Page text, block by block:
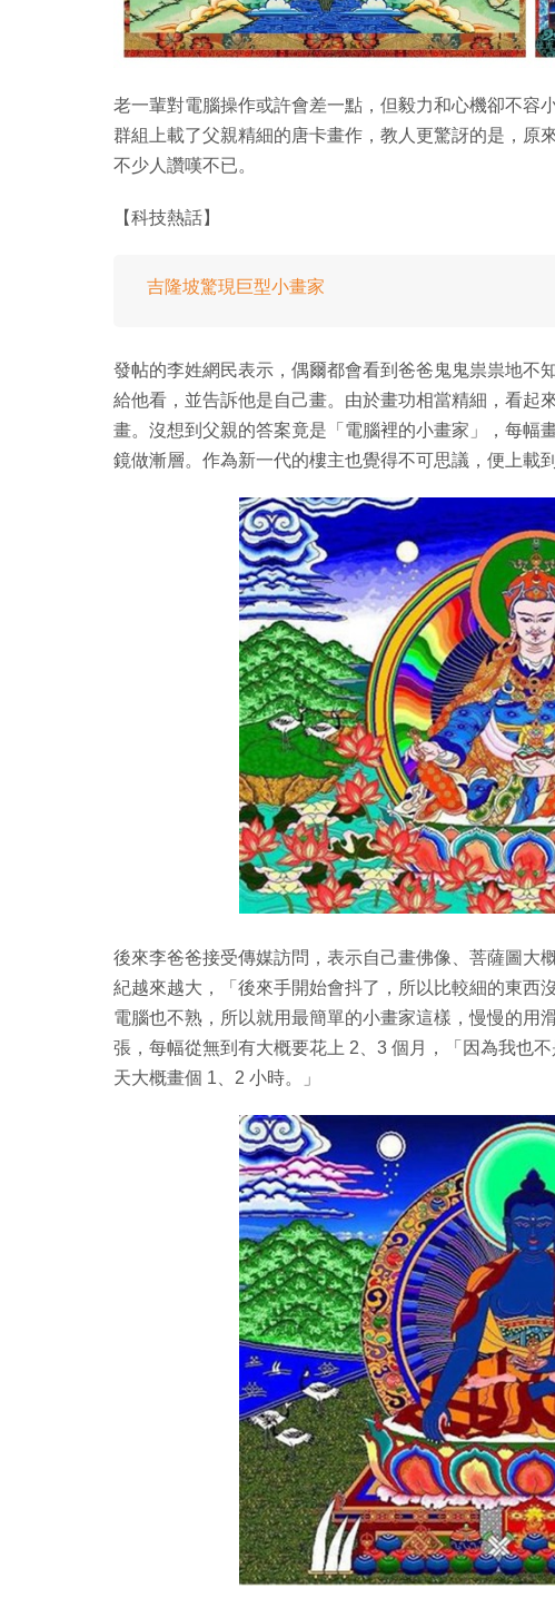
老一輩對電腦操作或許會差一點，但毅力和心機卻不容
群組上載了父親精細的唐卡畫作，教人更驚訝的是，原
不少人讚嘆不已。
【科技熱話】
吉隆坡驚現巨型小畫家
發帖的李姓網民表示，偶爾都會看到爸爸鬼鬼祟祟地不
給他看，並告訴他是自己畫。由於畫功相當精細，看起
畫。沒想到父親的答案竟是「電腦裡的小畫家」，每幅
鏡做漸層。作為新一代的樓主也覺得不可思議，便上載
後來李爸爸接受傳媒訪問，表示自己畫佛像、菩薩圖大
紀越來越大，「後來手開始會抖了，所以比較細的東西
電腦也不熟，所以就用最簡單的小畫家這樣，慢慢的用
張，每幅從無到有大概要花上 2、3 個月，「因為我也
天大概畫個 1、2 小時。」